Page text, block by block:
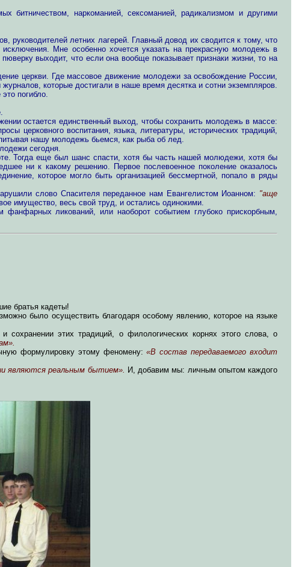
битничеством, наркоманией, сексоманией, радикализмом и другими
руководителей летних лагерей. Главный довод их сводится к тому, что
Мне особенно хочется указать на прекрасную молодежь в
выходит, что если она вообще показывает признаки жизни, то на
церкви. Где массовое движение молодежи за освобождение России,
которые достигали в наше время десятка и сотни экземпляров.
погибло.
остается единственный выход, чтобы сохранить молодежь в массе:
церковного воспитания, языка, литературы, исторических традиций,
нашу молодежь бьемся, как рыба об лед.
сегодня.
Тогда еще был шанс спасти, хотя бы часть нашей молюдежи, хотя бы
ни к какому решению. Первое послевоенное поколение оказалось
которое могло быть организацией бессмертной, попало в ряды
слово Спасителя переданное нам Евангелистом Иоанном: "аще
имущество, весь свой труд, и остались одинокими.
ликований, или наоборот событием глубоко прискорбным,
братья кадеты!
было осуществить благодаря особому явлению, которое на языке
сохранении этих традиций, о филологических корнях этого слова, о
формулировку этому феномену:«В состав передаваемого входит
являются реальным бытием». И, добавим мы: личным опытом каждого